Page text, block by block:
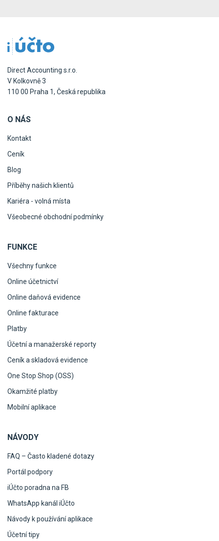
Direct Accounting s.r.o.
V Kolkovně 3
110 00 Praha 1, Česká republika
O NÁS
Kontakt
Ceník
Blog
Příběhy našich klientů
Kariéra - volná místa
Všeobecné obchodní podmínky
FUNKCE
Všechny funkce
Online účetnictví
Online daňová evidence
Online fakturace
Platby
Účetní a manažerské reporty
Ceník a skladová evidence
One Stop Shop (OSS)
Okamžité platby
Mobilní aplikace
NÁVODY
FAQ – Často kladené dotazy
Portál podpory
iÚčto poradna na FB
WhatsApp kanál iÚčto
Návody k používání aplikace
Účetní tipy